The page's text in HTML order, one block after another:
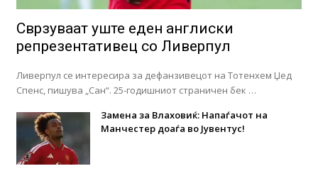
Сврзуваат уште еден англиски
репрезентативец со Ливерпул
Ливерпул се интересира за дефанзивецот на Тотенхем Џед
Спенс, пишува „Сан“. 25-годишниот страничен бек …
Замена за Влаховиќ: Напаѓачот на
Манчестер доаѓа во Јувентус!